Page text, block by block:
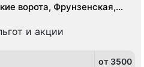
ворота, Фрунзенская,
и акции
от 3500